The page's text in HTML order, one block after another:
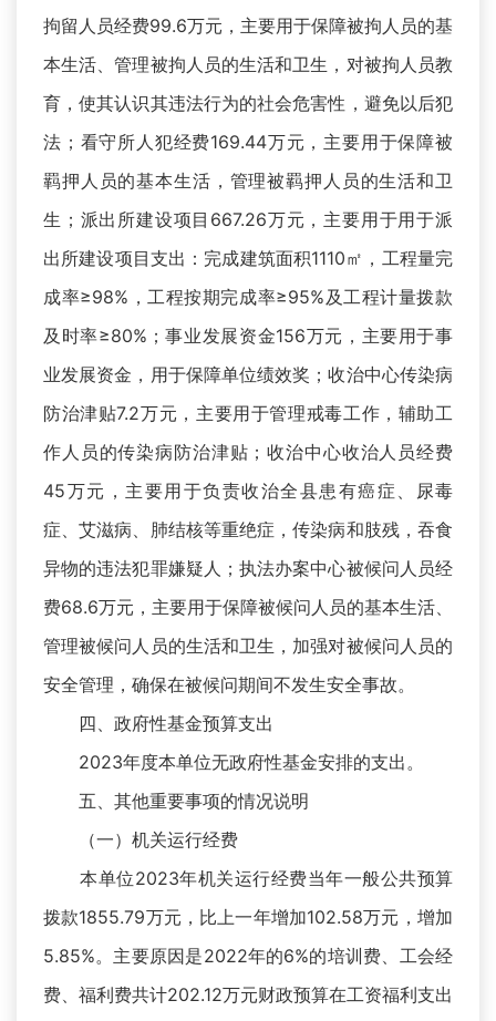
拘留人员经费99.6万元，主要用于保障被拘人员的基
本生活、管理被拘人员的生活和卫生，对被拘人员教
育，使其认识其违法行为的社会危害性，避免以后犯
法；看守所人犯经费169.44万元，主要用于保障被
羁押人员的基本生活，管理被羁押人员的生活和卫
生；派出所建设项目667.26万元，主要用于用于派
出所建设项目支出：完成建筑面积1110㎡，工程量完
成率≥98%，工程按期完成率≥95%及工程计量拨款
及时率≥80%；事业发展资金156万元，主要用于事
业发展资金，用于保障单位绩效奖；收治中心传染病
防治津贴7.2万元，主要用于管理戒毒工作，辅助工
作人员的传染病防治津贴；收治中心收治人员经费
45万元，主要用于负责收治全县患有癌症、尿毒
症、艾滋病、肺结核等重绝症，传染病和肢残，吞食
异物的违法犯罪嫌疑人；执法办案中心被候问人员经
费68.6万元，主要用于保障被候问人员的基本生活、
管理被候问人员的生活和卫生，加强对被候问人员的
安全管理，确保在被候问期间不发生安全事故。
四、政府性基金预算支出
2023年度本单位无政府性基金安排的支出。
五、其他重要事项的情况说明
（一）机关运行经费
本单位2023年机关运行经费当年一般公共预算
拨款1855.79万元，比上一年增加102.58万元，增加
5.85%。主要原因是2022年的6%的培训费、工会经
费、福利费共计202.12万元财政预算在工资福利支出